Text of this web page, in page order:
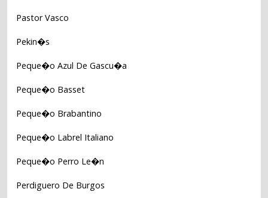
Pastor Vasco
Pekin�s
Peque�o Azul De Gascu�a
Peque�o Basset
Peque�o Brabantino
Peque�o Labrel Italiano
Peque�o Perro Le�n
Perdiguero De Burgos